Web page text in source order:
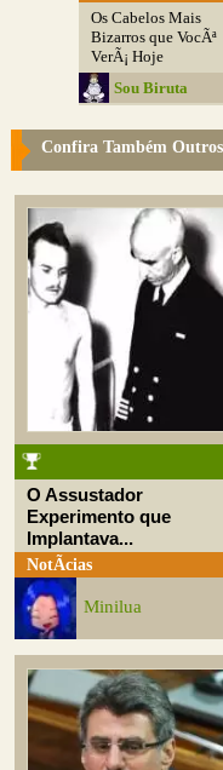
Os Cabelos Mais
Bizarros que VocÃª
VerÃ¡ Hoje
Sou Biruta
Confira Também
O Assustador
Experimento que
Implantava...
NotÃ­cias
Minilua